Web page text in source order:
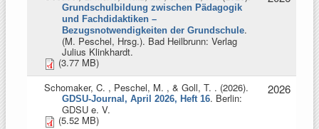
Grundschulbildung zwischen Pädagogik
und Fachdidaktiken –
Bezugsnotwendigkeiten der Grundschule.
(M. Peschel, Hrsg.). Bad Heilbrunn: Verlag
Julius Klinkhardt.
(3.77 MB)
Schomaker, C. , Peschel, M. , & Goll, T. . (2026).
GDSU-Journal, April 2026, Heft 16. Berlin:
GDSU e. V.
(5.52 MB)
2026